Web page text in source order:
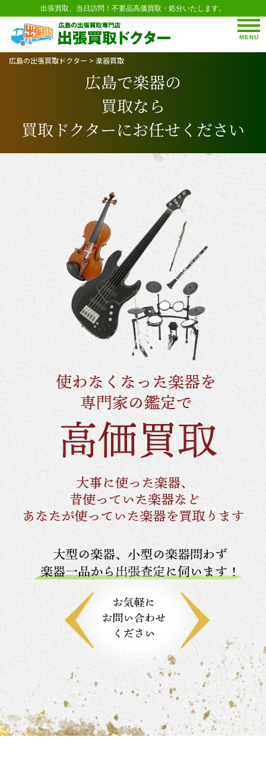
MENU
出張買取、当日訪問！不要品高価買取・処分いたします。
広島の出張買取ドクター > 楽器買取
広島で楽器の
買取なら
買取ドクターにお任せください